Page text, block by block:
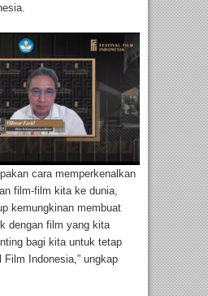
cara memperkenalkan
film-film kita ke dunia,
kemungkinan membuat
dengan film yang kita
bagi kita untuk tetap
Indonesia,” ungkap